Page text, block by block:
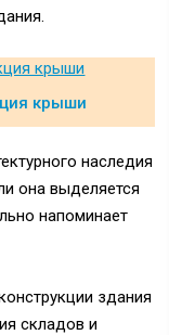
крыши
наследия
она выделяется
напоминает
здания
складов и